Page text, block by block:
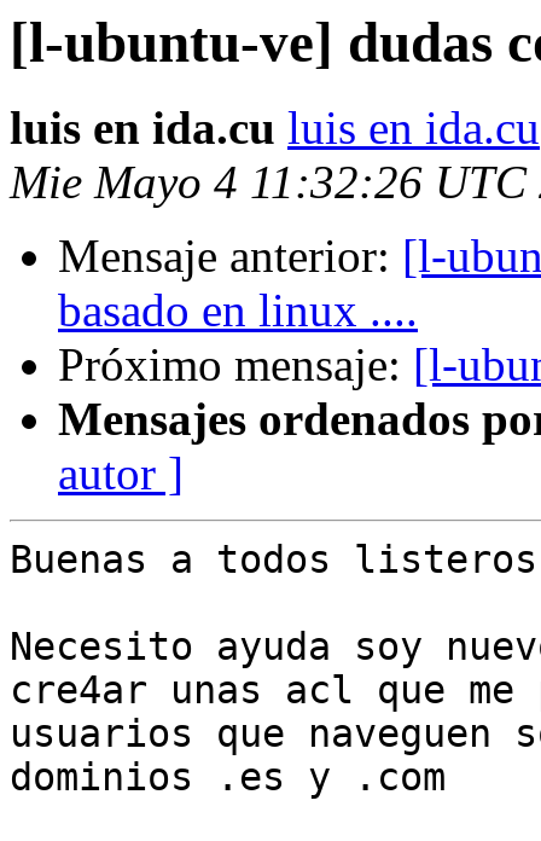
[l-ubuntu-ve] dudas
luis en ida.cu luis en ida.cu
Mie Mayo 4 11:32:26 UTC
Mensaje anterior: [l-
basado en linux ....
Próximo mensaje: [l-
Mensajes ordenados
autor ]
Buenas a todos listeros
Necesito ayuda soy
cre4ar unas acl que
usuarios que naveguen
dominios .es y .com